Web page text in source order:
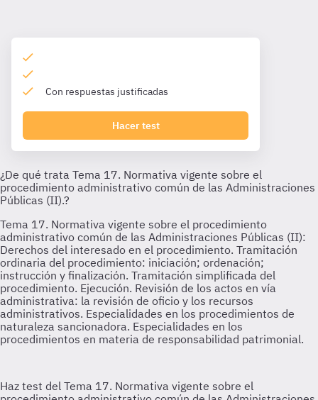
Con respuestas justificadas
Hacer test